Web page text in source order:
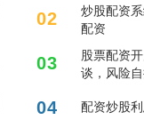
02
炒股配资
配资
03
股票配资
谈，风险
04 配资炒股